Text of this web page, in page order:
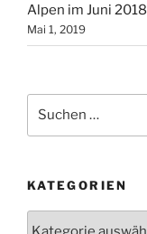
Alpen im Juni 2018
Mai 1, 2019
nach:
KATEGORIEN